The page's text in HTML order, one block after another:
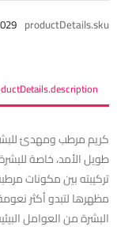
productDetails.sku
كريم مرطب ومهدئ
طويل الأمد، خاصة
تركيبته بين مكونات